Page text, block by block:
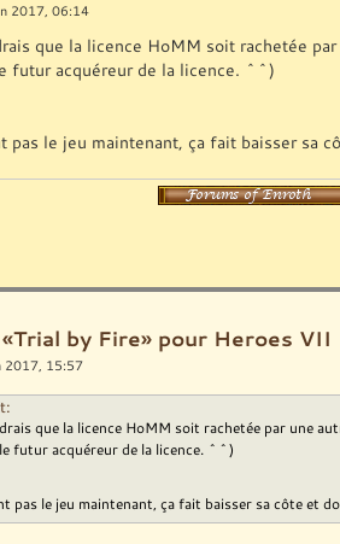
2017, 06:14
que la licence HoMM soit rachetée
futur acquéreur de la licence. ^^)
pas le jeu maintenant, ça fait baisser sa
by Fire» pour Heroes VII
2017, 15:57
que la licence HoMM soit rachetée par une
futur acquéreur de la licence. ^^)
pas le jeu maintenant, ça fait baisser sa côte et